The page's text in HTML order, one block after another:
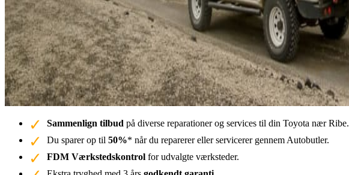
Sammenlign tilbud på diverse reparationer og services til din Toyota nær Ribe.
Du sparer op til 50%* når du reparerer eller servicerer gennem Autobutler.
FDM Værkstedskontrol for udvalgte værksteder.